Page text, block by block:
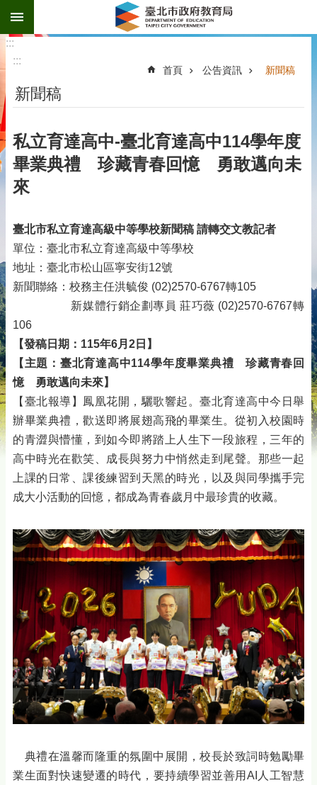
跳到主要內容區塊
:::
:::
首頁 公告資訊 新聞稿
新聞稿
私立育達高中-臺北育達高中114學年度
畢業典禮 珍藏青春回憶 勇敢邁向未
來
臺北市私立育達高級中等學校新聞稿 請轉交文教記者
單位：臺北市私立育達高級中等學校
地址：臺北市松山區寧安街12號
新聞聯絡：校務主任洪毓俊 (02)2570-6767轉105
新媒體行銷企劃專員 莊巧薇 (02)2570-6767轉
106
【發稿日期：115年6月2日】
【主題：臺北育達高中114學年度畢業典禮 珍藏青春回
憶 勇敢邁向未來】
【臺北報導】鳳凰花開，驪歌響起。臺北育達高中今日舉
辦畢業典禮，歡送即將展翅高飛的畢業生。從初入校園時
的青澀與懵懂，到如今即將踏上人生下一段旅程，三年的
高中時光在歡笑、成長與努力中悄然走到尾聲。那些一起
上課的日常、課後練習到天黑的時光，以及與同學攜手完
成大小活動的回憶，都成為青春歲月中最珍貴的收藏。
典禮在溫馨而隆重的氛圍中展開，校長於致詞時勉勵畢
業生面對快速變遷的時代，要持續學習並善用AI人工智慧